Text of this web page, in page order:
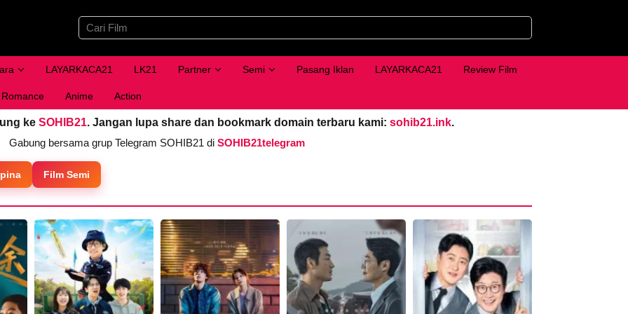
LAYARKACA21 LK21 Partner Semi Pasang Iklan LAYARKACA21 Review Film
Romance Anime Action
ke SOHIB21. Jangan lupa share dan bookmark domain terbaru kami: sohib21.ink.
Gabung bersama grup Telegram SOHIB21 di SOHIB21telegram
Film Semi